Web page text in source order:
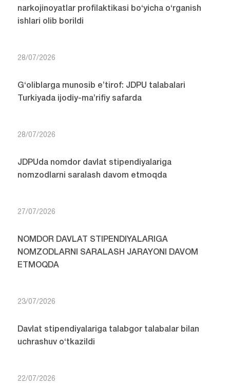
narkojinoyatlar profilaktikasi bo‘yicha o‘rganish
ishlari olib borildi
28/07/2026
G‘oliblarga munosib e’tirof: JDPU talabalari
Turkiyada ijodiy-ma’rifiy safarda
28/07/2026
JDPUda nomdor davlat stipendiyalariga
nomzodlarni saralash davom etmoqda
27/07/2026
NOMDOR DAVLAT STIPENDIYALARIGA
NOMZODLARNI SARALASH JARAYONI DAVOM
ETMOQDA
23/07/2026
Davlat stipendiyalariga talabgor talabalar bilan
uchrashuv o‘tkazildi
22/07/2026